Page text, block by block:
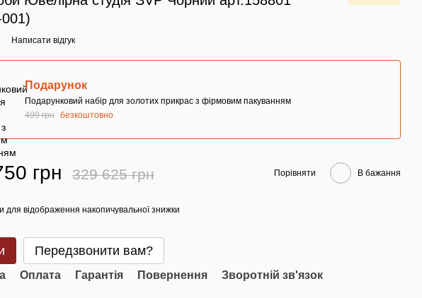
Написати відгук
Подарунок
Подарунковий набір для золотих прикрас з фірмовим пакуванням
499 грн безкоштовно
грн 329 625 грн Порівняти В бажання
для відображення накопичувальної знижки
Передзвонити вам?
Оплата Гарантія Повернення Зворотній зв'язок